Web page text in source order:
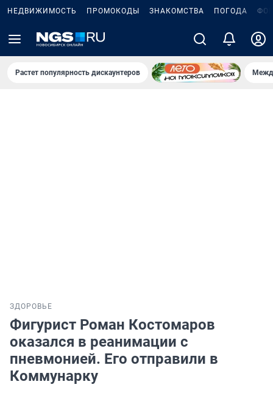
НЕДВИЖИМОСТЬ ПРОМОКОДЫ ЗНАКОМСТВА ПОГОДА
Растет популярность дискаунтеров
ЗДОРОВЬЕ
Фигурист Роман Костомаров
оказался в реанимации с
пневмонией. Его отправили в
Коммунарку